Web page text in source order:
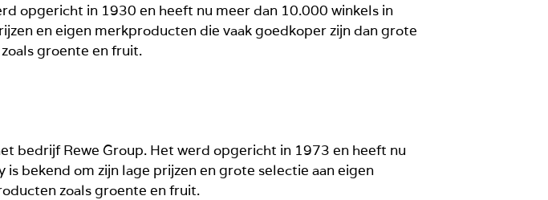
opgericht in 1930 en heeft nu meer dan 10.000 winkels in
en eigen merkproducten die vaak goedkoper zijn dan grote
groente en fruit.
bedrijf Rewe Group. Het werd opgericht in 1973 en heeft nu
bekend om zijn lage prijzen en grote selectie aan eigen
zoals groente en fruit.